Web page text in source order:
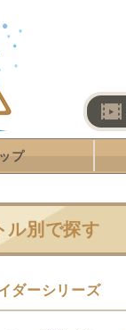
プ
ル別で探す
ダーシリーズ